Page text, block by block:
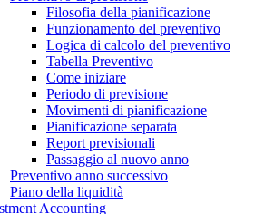
Filosofia della pianificazione
Funzionamento del preventivo
Logica di calcolo del preventivo
Tabella Preventivo
Come iniziare
Periodo di previsione
Movimenti di pianificazione
Pianificazione separata
Report previsionali
Passaggio al nuovo anno
Preventivo anno successivo
Piano della liquidità
Accounting